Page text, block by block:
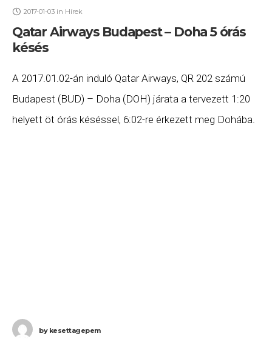
2017-01-03 in Hírek
Qatar Airways Budapest – Doha 5 órás
késés
A 2017.01.02-án induló Qatar Airways, QR 202 számú
Budapest (BUD) – Doha (DOH) járata a tervezett 1:20
helyett öt órás késéssel, 6:02-re érkezett meg Dohába.
bykesettagepem